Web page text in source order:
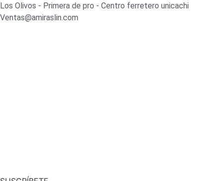
Los Olivos - Primera de pro - Centro ferretero unicachi
Ventas@amiraslin.com